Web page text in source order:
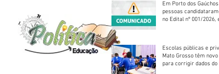
Em Porto dos
pessoas
no Edital nº 001/2026,
Escolas públicas e
Mato Grosso têm
para corrigir dados do